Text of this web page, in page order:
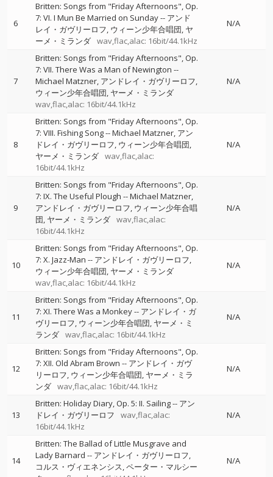
6
Britten: Songs from "Friday Afternoons", Op.
7: VI. I Mun Be Married on Sunday-- アンド
レイ・ガヴリーロフ ウィーン少年合唱団 ヤ
ーメ・ミランダ wav,flac,alac: 16bit/44.1kHz
N/A
7
Britten: Songs from "Friday Afternoons", Op.
7: VII. There Was a Man of Newington --
Michael Matzner アンドレイ・ガヴリーロフ
ウィーン少年合唱団 ヤーメ・ミランダ
wav,flac,alac: 16bit/44.1kHz
N/A
8
Britten: Songs from "Friday Afternoons", Op.
7: VIII. Fishing Song--Michael Matzner アン
ドレイ・ガヴリーロフ ウィーン少年合唱団
ヤーメ・ミランダ wav,flac,alac:
16bit/44.1kHz
N/A
9
Britten: Songs from "Friday Afternoons", Op.
7: IX. The Useful Plough --Michael Matzner
アンドレイ・ガヴリーロフ ウィーン少年合唱
団 ヤーメ・ミランダ wav,flac,alac:
16bit/44.1kHz
N/A
10
Britten: Songs from "Friday Afternoons", Op.
7: X. Jazz-Man -- アンドレイ・ガヴリーロフ
ウィーン少年合唱団 ヤーメ・ミランダ
wav,flac,alac: 16bit/44.1kHz
N/A
11
Britten: Songs from "Friday Afternoons", Op.
7: XI. There Was a Monkey-- アンドレイ・ガ
ヴリーロフ ウィーン少年合唱団 ヤーメ・ミ
ランダ wav,flac,alac: 16bit/44.1kHz
N/A
12
Britten: Songs from "Friday Afternoons", Op.
7: XII. Old Abram Brown -- アンドレイ・ガヴ
リーロフ ウィーン少年合唱団 ヤーメ・ミラ
ンダ wav,flac,alac: 16bit/44.1kHz
N/A
13
Britten: Holiday Diary, Op. 5: II. Sailing-- アン
ドレイ・ガヴリーロフ
wav,flac,alac:
16bit/44.1kHz
N/A
14
Britten: The Ballad of Little Musgrave and
Lady Barnard -- アンドレイ・ガヴリーロフ
コルス・ヴィエネンシス ペーター・マルシー
N/A